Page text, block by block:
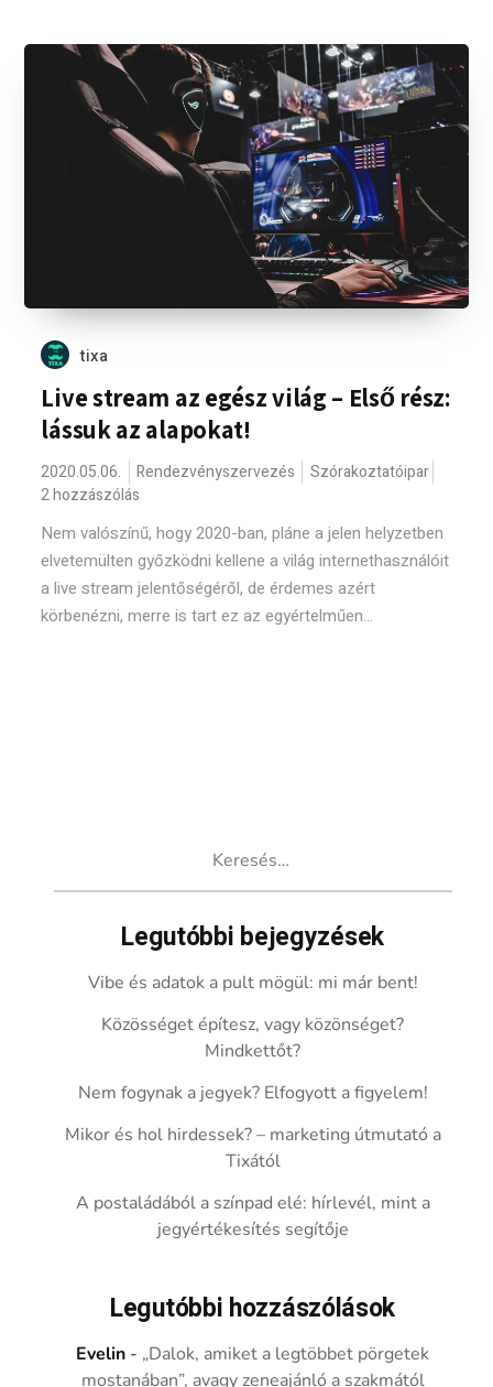
tixa
Live stream az egész világ – Első rész:
lássuk az alapokat!
2020.05.06. Rendezvényszervezés
Szórakoztatóipar
2 hozzászólás
Nem valószínű, hogy 2020-ban, pláne a jelen helyzetben
elvetemülten győzködni kellene a világ internethasználóit
a live stream jelentőségéről, de érdemes azért
körbenézni, merre is tart ez az egyértelműen...
Legutóbbi bejegyzések
Vibe és adatok a pult mögül: mi már bent!
Közösséget építesz, vagy közönséget?
Mindkettőt?
Nem fogynak a jegyek? Elfogyott a figyelem!
Mikor és hol hirdessek? – marketing útmutató a
Tixától
A postaládából a színpad elé: hírlevél, mint a
jegyértékesítés segítője
Legutóbbi hozzászólások
Evelin - „Dalok, amiket a legtöbbet pörgetek
mostanában”, avagy zeneajánló a szakmától